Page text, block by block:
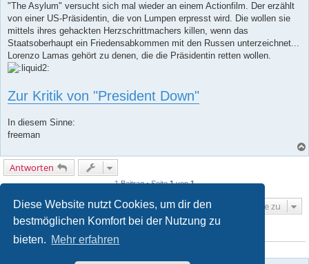
Diese Website nutzt Cookies, um dir den
bestmöglichen Komfort bei der Nutzung zu
bieten. Mehr erfahren
"The Asylum" versucht sich mal wieder an einem Actionfilm. Der erzählt
von einer US-Präsidentin, die von Lumpen erpresst wird. Die wollen sie
mittels ihres gehackten Herzschrittmachers killen, wenn das
Staatsoberhaupt ein Friedensabkommen mit den Russen unterzeichnet...
Lorenzo Lamas gehört zu denen, die die Präsidentin retten wollen.
Zur Kritik von "President Down"
In diesem Sinne:
freeman
Antworten
1 Beitrag • Seite1von1
Gehe zu
WER IST ONLINE?